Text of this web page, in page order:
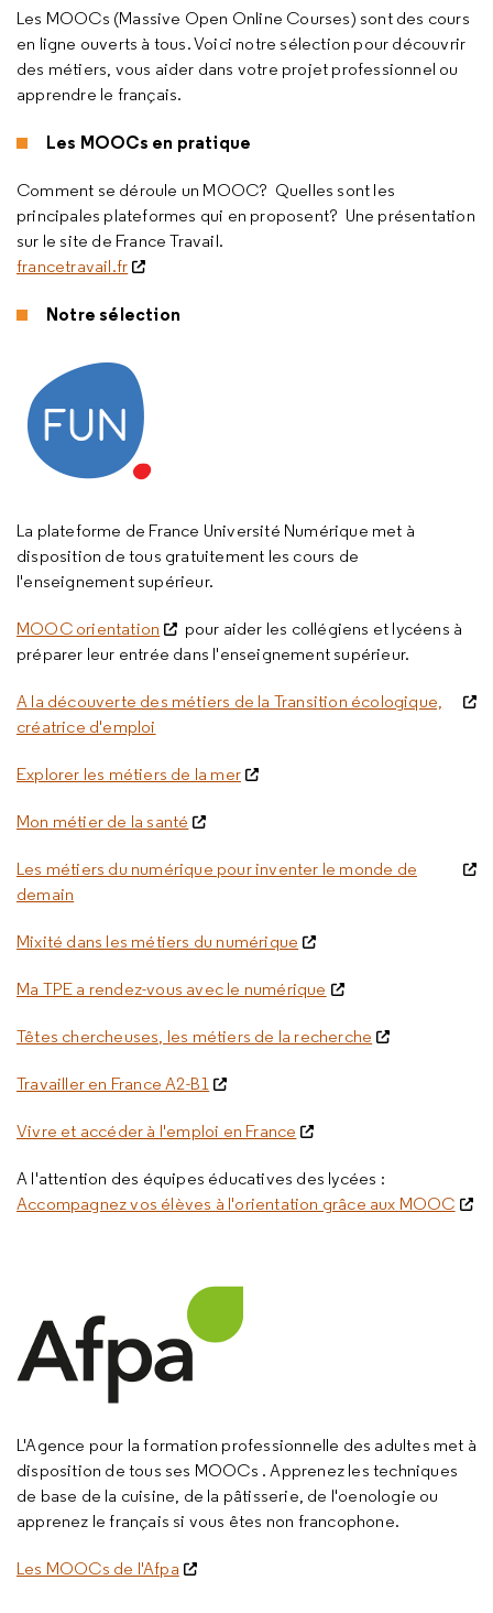
Les MOOCs (Massive Open Online Courses) sont des cours
en ligne ouverts à tous. Voici notre sélection pour découvrir
des métiers, vous aider dans votre projet professionnel ou
apprendre le français.
Les MOOCs en pratique
Comment se déroule un MOOC? Quelles sont les
principales plateformes qui en proposent? Une présentation
sur le site de France Travail.
francetravail.fr
Notre sélection
La plateforme de France Université Numérique met à
disposition de tous gratuitement les cours de
l'enseignement supérieur.
MOOC orientation
pour aider les collégiens et lycéens à
préparer leur entrée dans l'enseignement supérieur.
A la découverte des métiers de la Transition écologique,
créatrice d'emploi
Explorer les métiers de la mer
Mon métier de la santé
Les métiers du numérique pour inventer le monde de
demain
Mixité dans les métiers du numérique
Ma TPE a rendez-vous avec le numérique
Têtes chercheuses, les métiers de la recherche
Travailler en France A2-B1
Vivre et accéder à l'emploi en France
A l'attention des équipes éducatives des lycées :
Accompagnez vos élèves à l'orientation grâce aux MOOC
L'Agence pour la formation professionnelle des adultes met à
disposition de tous ses MOOCs . Apprenez les techniques
de base de la cuisine, de la pâtisserie, de l'oenologie ou
apprenez le français si vous êtes non francophone.
Les MOOCs de l'Afpa